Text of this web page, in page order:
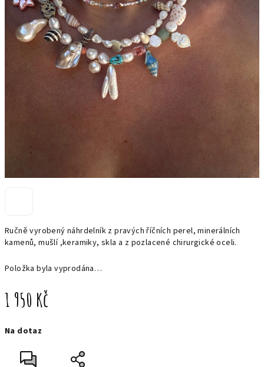
Ručně vyrobený náhrdelník z pravých říčních perel, minerálních
kamenů, mušlí ,keramiky, skla a z pozlacené chirurgické oceli.
Položka byla vyprodána…
1 950 Kč
cena:
Na dotaz